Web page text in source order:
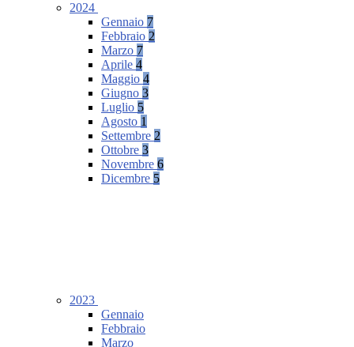
2024
Gennaio 7
Febbraio 2
Marzo 7
Aprile 4
Maggio 4
Giugno 3
Luglio 5
Agosto 1
Settembre 2
Ottobre 3
Novembre 6
Dicembre 5
2023
Gennaio
Febbraio
Marzo